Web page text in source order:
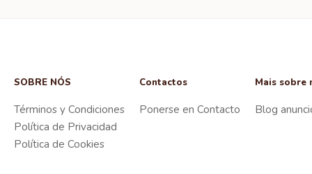
SOBRE NÓS
Términos y Condiciones
Política de Privacidad
Política de Cookies
Contactos
Ponerse en Contacto
Mais sobre
Blog